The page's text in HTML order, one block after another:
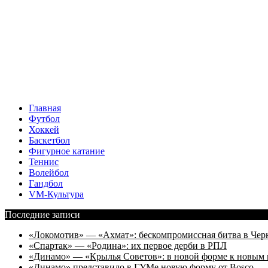
Главная
Футбол
Хоккей
Баскетбол
Фигурное катание
Теннис
Волейбол
Гандбол
VM-Культура
Последние записи
«Локомотив» — «Ахмат»: бескомпромиссная битва в
«Спартак» — «Родина»: их первое дерби в РПЛ
«Динамо» — «Крылья Советов»: в новой форме к новым